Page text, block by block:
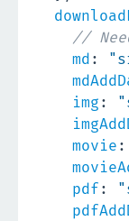
//
md :
img :
movie :
pdf :